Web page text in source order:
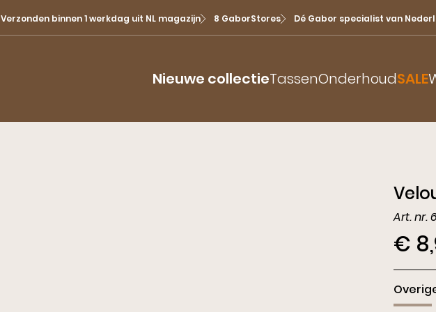
Verzonden binnen 1 werkdag uit NL magazijn 8 GaborStores Dé Gabor specialist van
Nieuwe collectie
Retro
Pastel
TassenOnderhoudSALE
Art. nr.
€